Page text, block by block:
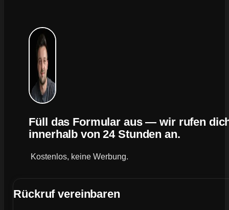
Rückruf vereinbaren
Füll das Formular aus — wir rufen
innerhalb von 24 Stunden an.
Kostenlos, keine Werbung.